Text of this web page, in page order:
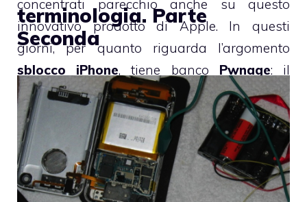
concentrati parecchio anche su questo
innovativo prodotto di Apple. In questi
giorni, per quanto riguarda l’argomento
sblocco iPhone, tiene banco Pwnage: il
programma “sblocca iPhone ” delDevTeam. È
in fase di testing la versione
Windows di
Pwnage
e la versioneMacè stata rivista ed
è stata presentata la 1.1 .
terminologia. Parte
Seconda